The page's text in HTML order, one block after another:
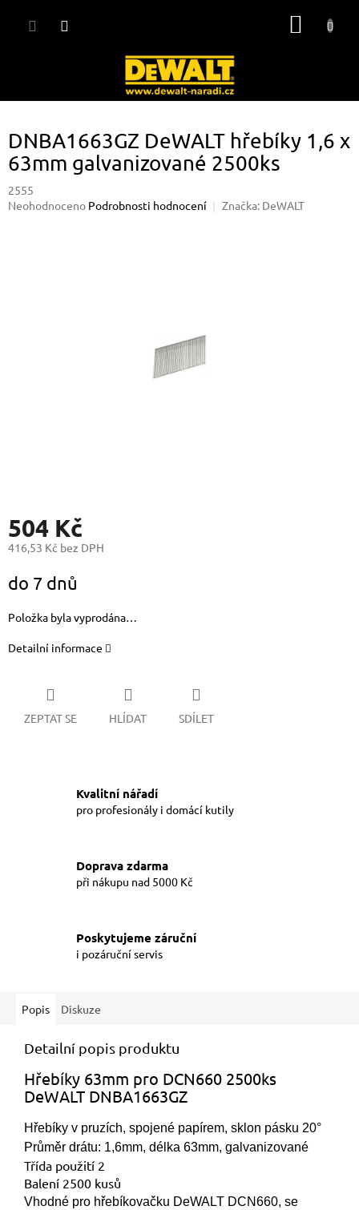
DNBA1663GZ DeWALT hřebíky 1,6 x
63mm galvanizované 2500ks
2555
Průměrné
Neohodnoceno Podrobnosti hodnocení Značka: DeWALT
504 Kč
416,53 Kč bez DPH
cena:
do 7 dnů
Položka byla vyprodána…
Detailní informace
ZEPTAT SE HLÍDAT SDÍLET
Kvalitní nářadí
pro profesionály i domácí kutily
Doprava zdarma
při nákupu nad 5000 Kč
Poskytujeme záruční
i pozáruční servis
Popis Diskuze
Detailní popis produktu
Hřebíky 63mm pro DCN660 2500ks
DeWALT DNBA1663GZ
Hřebíky v pruzích, spojené papírem, sklon pásku 20°
Průměr drátu: 1,6mm, délka 63mm, galvanizované
Třída použití 2
Balení 2500 kusů
Vhodné pro hřebíkovačku DeWALT DCN660, se